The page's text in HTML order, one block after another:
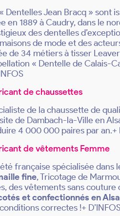
Dentelles Jean Bracq » sont
en 1889 à Caudry, dans le
des dentelles
de mode et des
de 34 métiers à tisser
« Dentelle de Calais-
de chaussettes
de la chaussette de
de Dambach-la-Ville en
4 000 000 paires par an.+
de vêtements Femme
française spécialisée dans
fine, Tricotage de
des vêtements sans couture
et confectionnés en
correctes !+